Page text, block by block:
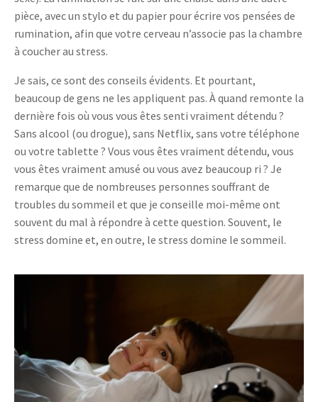
pièce, avec un stylo et du papier pour écrire vos pensées de
rumination, afin que votre cerveau n’associe pas la chambre
à coucher au stress.
Je sais, ce sont des conseils évidents. Et pourtant,
beaucoup de gens ne les appliquent pas. À quand remonte la
dernière fois où vous vous êtes senti vraiment détendu ?
Sans alcool (ou drogue), sans Netflix, sans votre téléphone
ou votre tablette ? Vous vous êtes vraiment détendu, vous
vous êtes vraiment amusé ou vous avez beaucoup ri ? Je
remarque que de nombreuses personnes souffrant de
troubles du sommeil et que je conseille moi-même ont
souvent du mal à répondre à cette question. Souvent, le
stress domine et, en outre, le stress domine le sommeil.